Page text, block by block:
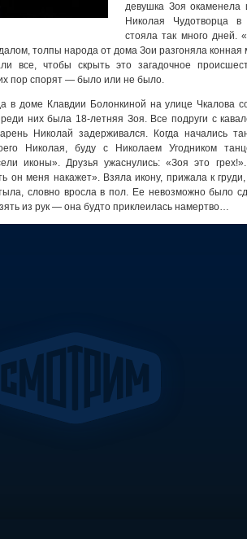
девушка Зоя окаменела
Николая Чудотворца в
стояла так много дней.
толпы народа от дома Зои разгоняла конная
все, чтобы скрыть это загадочное
пор спорят — было или не было.
в доме Клавдии Болонкиной на улице Чкалова
них была 18-летняя Зоя. Все подруги с
Николай задерживался. Когда начались
Николая, буду с Николаем Угодником
иконы». Друзья ужаснулись: «Зоя это
он меня накажет». Взяла икону, прижала к
словно вросла в пол. Ее невозможно было
из рук — она будто приклеилась намертво…